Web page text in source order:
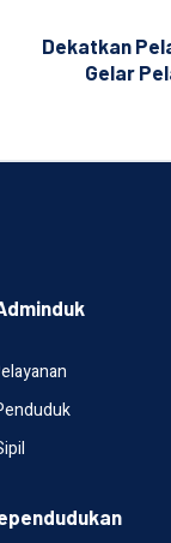
Dekatkan
Gelar